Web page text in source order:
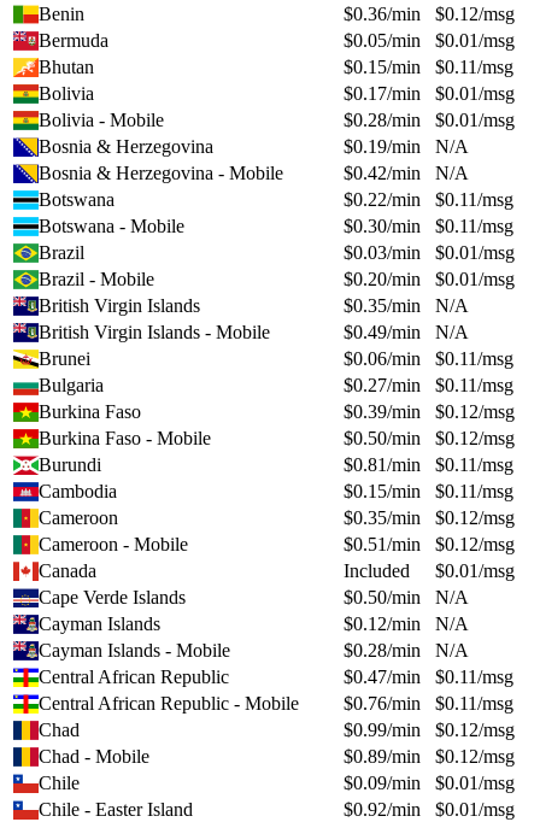
Benin
$0.36/min $0.12/msg
Bermuda
$0.05/min $0.01/msg
Bhutan
$0.15/min $0.11/msg
Bolivia
$0.17/min $0.01/msg
Bolivia - Mobile
$0.28/min $0.01/msg
Bosnia & Herzegovina
$0.19/min
N/A
Bosnia & Herzegovina - Mobile
$0.42/min
N/A
Botswana
$0.22/min $0.11/msg
Botswana - Mobile
$0.30/min $0.11/msg
Brazil
$0.03/min $0.01/msg
Brazil - Mobile
$0.20/min $0.01/msg
British Virgin Islands
$0.35/min
N/A
British Virgin Islands - Mobile
$0.49/min
N/A
Brunei
$0.06/min $0.11/msg
Bulgaria
$0.27/min $0.11/msg
Burkina Faso
$0.39/min $0.12/msg
Burkina Faso - Mobile
$0.50/min $0.12/msg
Burundi
$0.81/min $0.11/msg
Cambodia
$0.15/min $0.11/msg
Cameroon
$0.35/min $0.12/msg
Cameroon - Mobile
$0.51/min $0.12/msg
Canada
Included $0.01/msg
Cape Verde Islands
$0.50/min
N/A
Cayman Islands
$0.12/min
N/A
Cayman Islands - Mobile
$0.28/min
N/A
Central African Republic
$0.47/min $0.11/msg
Central African Republic - Mobile
$0.76/min $0.11/msg
Chad
$0.99/min $0.12/msg
Chad - Mobile
$0.89/min $0.12/msg
Chile
$0.09/min $0.01/msg
Chile - Easter Island
$0.92/min $0.01/msg